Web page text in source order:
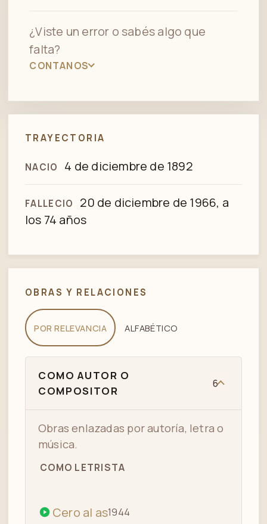
¿Viste un error o sabés algo que
falta?
CONTANOS
TRAYECTORIA
NACIO 4 de diciembre de 1892
FALLECIO
20 de diciembre de 1966, a
los 74 años
OBRAS Y RELACIONES
POR RELEVANCIA ALFABÉTICO
COMO AUTOR O
COMPOSITOR
6
Obras enlazadas por autoría, letra o
música.
COMO LETRISTA
Cero al as1944